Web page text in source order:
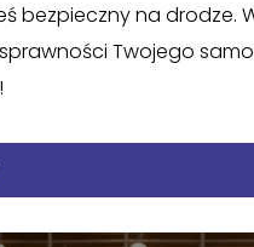
bezpieczny na drodze.
Twojego